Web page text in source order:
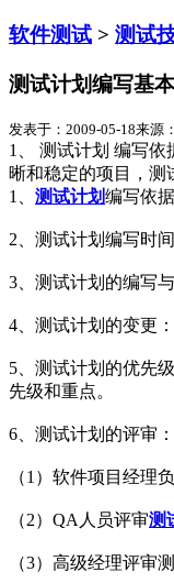
软件测试 > 测试
测试计划编写基
发表于：2009-05-18来源：
1、 测试计划 编写
晰和稳定的项目，测
1、 测试计划编写依
2、测试计划编写时
3、测试计划的编写
4、测试计划的变更
5、测试计划的优先
先级和重点。
6、测试计划的评审
（1）软件项目经理
（2）QA人员评审测
（3）高级经理评审